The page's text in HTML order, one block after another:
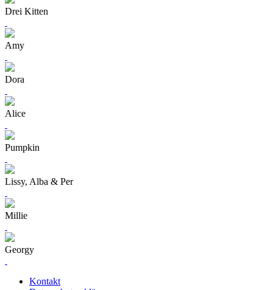
Drei Kitten
Amy
Dora
Alice
Pumpkin
Lissy, Alba & Per
Millie
Georgy
Kontakt